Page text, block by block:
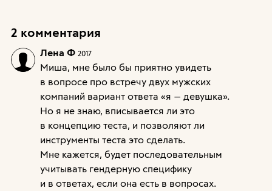
2 комментария
Лена Ф 2017
Миша, мне было бы приятно увидеть
в вопросе про встречу двух мужских
компаний вариант ответа «я — девушка».
Но я не знаю, вписывается ли это
в концепцию теста, и позволяют ли
инструменты теста это сделать.
Мне кажется, будет последовательным
учитывать гендерную специфику
и в ответах, если она есть в вопросах.